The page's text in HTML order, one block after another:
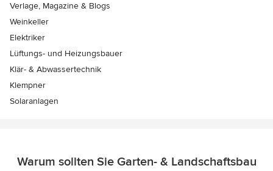
Verlage, Magazine & Blogs
Weinkeller
Elektriker
Lüftungs- und Heizungsbauer
Klär- & Abwassertechnik
Klempner
Solaranlagen
Warum sollten Sie Garten- & Landschaftsbau